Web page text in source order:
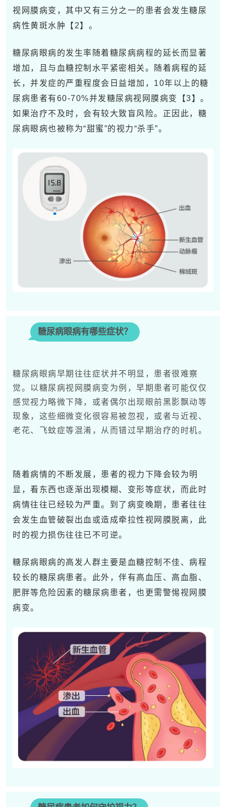
视网膜病变 ，其中又有三分之一的患者会发生糖尿
病性黄斑水肿【2】。
糖尿病眼病的发生率随着糖尿病病程的延长而显著
增加，且与血糖控制水平紧密相关。随着病程的延
长，并发症的严重程度会日益增加，10年以上的糖
尿病患者有60-70%并发糖尿病视网膜病变【3】。
如果治疗不及时，会有较大致盲风险。正因此，糖
尿病眼病也被称为“甜蜜”的视力“杀手”。
糖尿病眼病有哪些症状？
糖尿病眼病早期往往症状并不明显，患者很难察
觉。以糖尿病视网膜病变为例，早期患者可能仅仅
感觉视力略微下降，或者偶尔出现眼前黑影飘动等
现象，这些细微变化很容易被忽视，或者与近视、
老花、 飞蚊症等混淆，从而错过早期治疗的时机。
随着病情的不断发展，患者的视力下降会较为明
显，看东西也逐渐出现模糊、变形等症状，而此时
病情往往已经较为严重。到了病变晚期，患者往往
会发生血管破裂出血或造成牵拉性视网膜脱离，此
时的视力损伤往往已不可逆。
糖尿病眼病的高发人群主要是血糖控制不佳、病程
较长的糖尿病患者。此外，伴有高血压、高血脂、
肥胖等危险因素的糖尿病患者，也更需警惕视网膜
病变。